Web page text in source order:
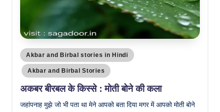
Posted
in
Akbar and Birbal stories in Hindi
Akbar and Birbal Stories
अकबर बीरबल के किस्से : मोती बोने की कला
जहांपनाह मुझे जो भी पता था मेने आपको बता दिया मगर में आपको मोती बोने